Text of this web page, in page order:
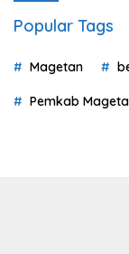
Popular Tags
Magetan
Pemkab